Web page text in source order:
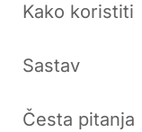
Kako koristiti
Sastav
Česta pitanja